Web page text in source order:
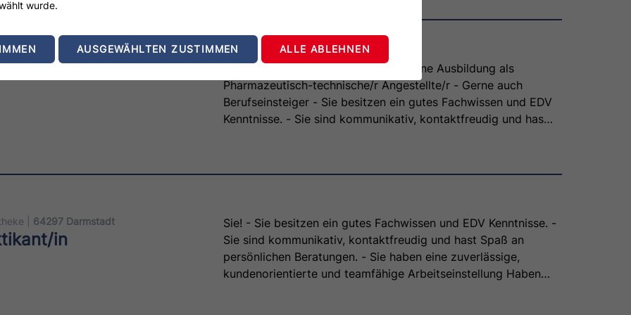
|64297 Darmstadt
Sie! - Sie besitzen eine abgeschlossene Ausbildung als
Pharmazeutisch-technische/r Angestellte/r - Gerne auch
Berufseinsteiger - Sie besitzen ein gutes Fachwissen und EDV
Kenntnisse. - Sie sind kommunikativ, kontaktfreudig und hast
| 64297 Darmstadt
in
Sie! - Sie besitzen ein gutes Fachwissen und EDV Kenntnisse. -
Sie sind kommunikativ, kontaktfreudig und hast Spaß an
persönlichen Beratungen. - Sie haben eine zuverlässige,
kundenorientierte und teamfähige Arbeitseinstellung Haben
wurde.
AUSGEWÄHLTEN ZUSTIMMEN ALLE ABLEHNEN